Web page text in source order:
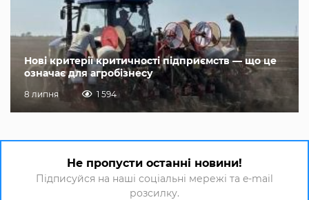
Нові критерії критичності підприємств — що це
означає для агробізнесу
8 липня 1 594
Не пропусти останні новини!
Підписуйся на наші соціальні мережі та e-mail
розсилку.